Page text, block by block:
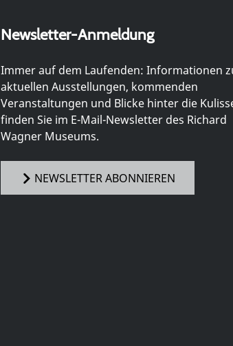
Newsletter-Anmeldung
Immer auf dem Laufenden: Informationen
aktuellen Ausstellungen, kommenden
Veranstaltungen und Blicke hinter die
finden Sie im E-Mail-Newsletter des Richard
Wagner Museums.
NEWSLETTER ABONNIEREN